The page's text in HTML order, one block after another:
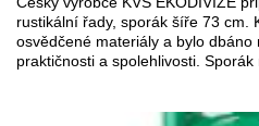
rustikální řady, sporák šíře 73 cm.
osvědčené materiály a bylo dbáno
praktičnosti a spolehlivosti. Sporák